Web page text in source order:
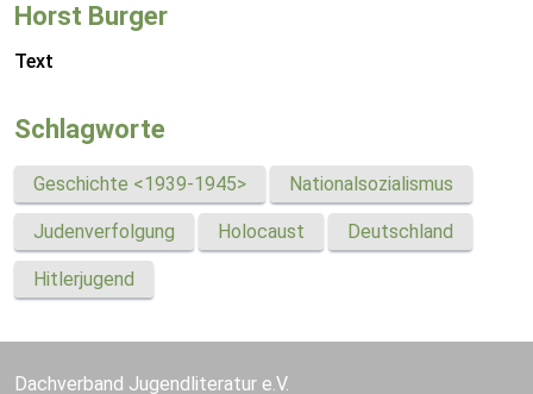
Horst Burger
Text
Schlagworte
Geschichte <1939-1945> Nationalsozialismus
Judenverfolgung Holocaust Deutschland
Hitlerjugend
Dachverband Jugendliteratur e.V.